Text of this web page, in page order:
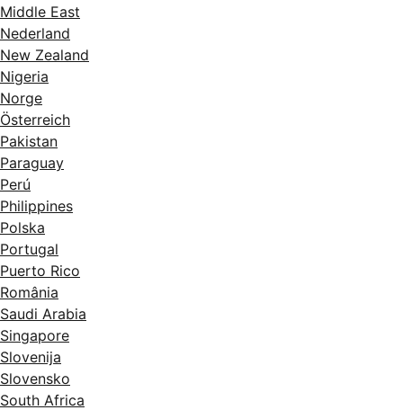
Middle East
Nederland
New Zealand
Nigeria
Norge
Österreich
Pakistan
Paraguay
Perú
Philippines
Polska
Portugal
Puerto Rico
România
Saudi Arabia
Singapore
Slovenija
Slovensko
South Africa